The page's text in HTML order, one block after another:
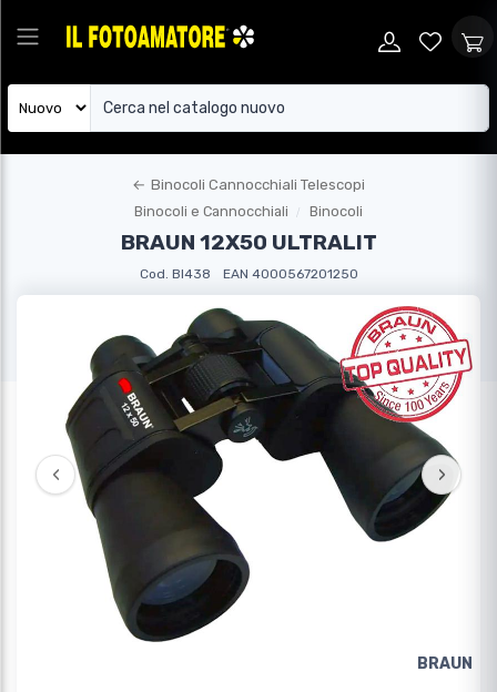
← Binocoli Cannocchiali Telescopi
Binocoli e Cannocchiali
Binocoli
BRAUN 12X50 ULTRALIT
Cod. BI438 EAN 4000567201250
‹ ›
BRAUN